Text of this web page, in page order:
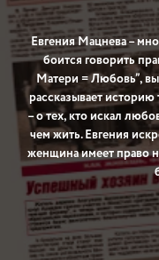
Евгения Мацнева –
боится говорить
Матери = Любовь”,
рассказывает
– о тех, кто искал
чем жить. Евгения
женщина имеет право